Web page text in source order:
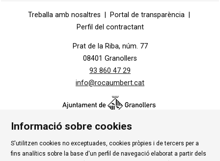
Treballa amb nosaltres
Portal de transparència
Perfil del contractant
Prat de la Riba, núm. 77
08401 Granollers
93 860 47 29
info@rocaumbert.cat
Contacte | Instància Genèrica | Alta Tercers
|
Informació sobre cookies
S'utilitzen cookies no exceptuades, cookies pròpies i de tercers per a
fins analítics sobre la base d'un perfil de navegació elaborat a partir dels